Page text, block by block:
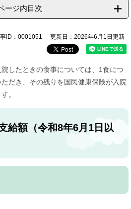
ージ内目次
ID：0001051 更新日：2026年6月1日更新
したときの食事については、1食につ
だき、その残りを国民健康保険が入院
。
給額（令和8年6月1日以